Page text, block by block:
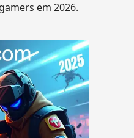
em 2026.